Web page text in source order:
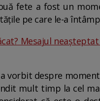
fete a fost un
pe care le-a
Mesajul
vorbit despre
mult timp la cel